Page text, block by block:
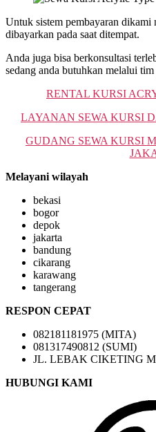
Untuk sistem pembayaran dikami
dibayarkan pada saat ditempat.
Anda juga bisa berkonsultasi
sedang anda butuhkan melalui
RENTAL KURSI
LAYANAN SEWA KURSI
GUDANG SEWA KURSI
Melayani wilayah
bekasi
bogor
depok
jakarta
bandung
cikarang
karawang
tangerang
RESPON CEPAT
082181181975 (MITA)
081317490812 (SUMI)
JL. LEBAK CIKETING
HUBUNGI KAMI